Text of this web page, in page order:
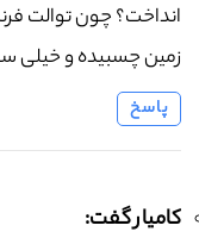
زمین چسبیده و خیلی
پاسخ
کامیار گفت: